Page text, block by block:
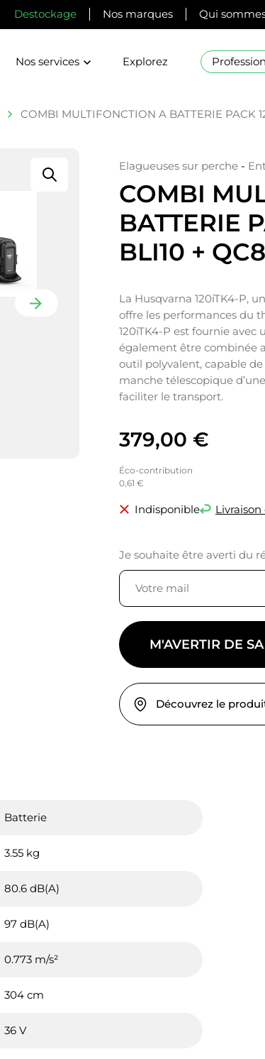
Destockage Nos marques Qui
Nos services Explorez
COMBI MULTIFONCTION A BATTERIE PACK
Elagueuses sur perche -
COMBI
BATTERIE
BLI10 +
La Husqvarna 120iTK4-P,
offre les performances du
120iTK4-P est fournie avec
également être combinée
outil polyvalent, capable
manche télescopique
faciliter le transport.
379,00 €
Éco-contribution
0,61 €
Indisponible
Je souhaite être averti du
M'AVERTIR DE
Découvrez le
Batterie
3.55 kg
80.6 dB(A)
97 dB(A)
0.773 m/s²
304 cm
36 V